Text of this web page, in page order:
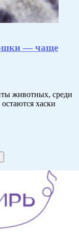
— чаще
животных, среди
хаски